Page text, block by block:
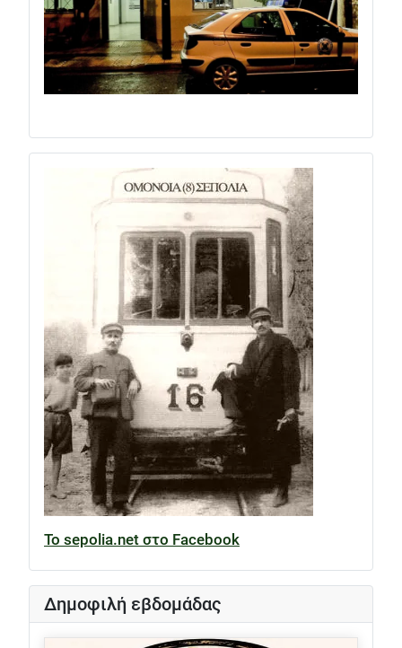
Το sepolia.net στο Facebook
Δημοφιλή εβδομάδας